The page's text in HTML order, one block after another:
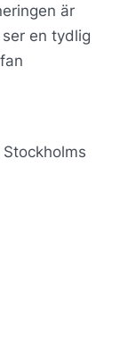
är
en tydlig